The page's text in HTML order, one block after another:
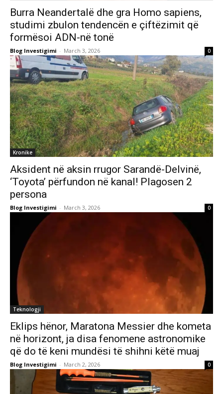
Burra Neandertalë dhe gra Homo sapiens,
studimi zbulon tendencën e çiftëzimit që
formësoi ADN-në tonë
Blog Investigimi - March 3, 2026 0
Kronike
Aksident në aksin rrugor Sarandë-Delvinë,
‘Toyota’ përfundon në kanal! Plagosen 2
persona
Blog Investigimi - March 3, 2026 0
Teknologji
Eklips hënor, Maratona Messier dhe kometa
në horizont, ja disa fenomene astronomike
që do të keni mundësi të shihni këtë muaj
Blog Investigimi - March 2, 2026 0